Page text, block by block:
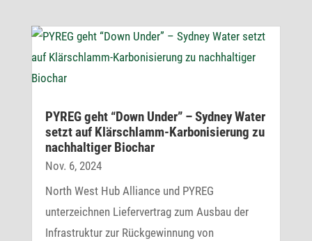
PYREG geht “Down Under” – Sydney Water
setzt auf Klär­schlamm-Karbo­ni­sie­rung zu
nach­hal­tiger Biochar
Nov. 6, 2024
North West Hub Alliance und PYREG
unterzeichnen Liefervertrag zum Ausbau der
Infrastruktur zur Rückgewinnung von